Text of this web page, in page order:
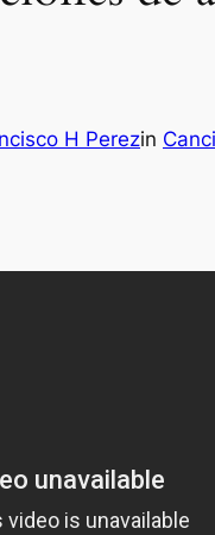
H Perezin